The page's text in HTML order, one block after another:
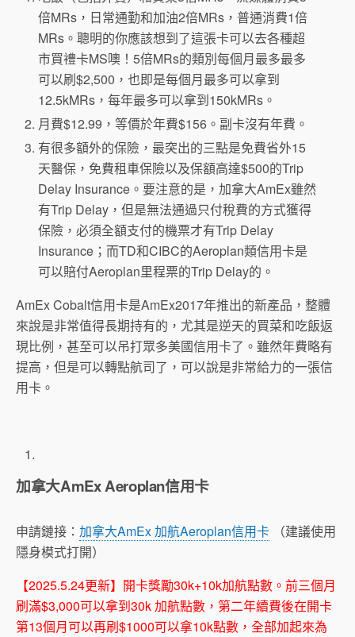
Cobalt卡每年$30,000限額的五倍吃飯
買菜，現在限額變成了每個月限額$2,500CAD五倍吃
飯買菜了。
倍MRs，日常通勤和加油2倍MRs，普通消費1倍
MRs。聰明的你應該想到了這張卡可以去各種超
市買禮卡MS噢！5倍MRs的類別每個月最多最多
可以刷$2,500，也即是每個月最多可以拿到
12.5kMRs，每年最多可以拿到150kMRs。
月費$12.99，等價於年費$156。副卡沒有年費。
有很多額外的保險，最突出的三點是免費省外15
天醫保，免費租車保險以及保額高達$500的Trip
Delay Insurance。要注意的是，加拿大AmEx雖然
有Trip Delay，但是無法通過只付稅費的方式獲得
保險，必須全額支付的機票才有Trip Delay
Insurance；而TD和CIBC的Aeroplan類信用卡是
可以賠付Aeroplan里程票的Trip Delay的。
AmEx Cobalt信用卡是AmEx2017年推出的新產品，整體
來說是非常值得長期持有的，尤其是逆天的買菜和吃飯返
現比例，甚至可以吊打眾多美國信用卡了。雖然年費略有
提高，但是可以轉點航司了，可以說是非常給力的一張信
用卡。
加拿大AmEx Aeroplan信用卡
申請鏈接： 加拿大AmEx 加航Aeroplan信用卡 （建議使用
隱身模式打開）
【2025.5.24更新】開卡獎勵30k+10k加航點數。前三個月
刷滿$3,000可以拿到30k 加航點數，第二年續費後在開卡
第13個月可以再刷$1000可以拿10k點數，全部加起來為